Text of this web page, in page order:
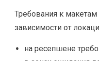
Требования к макетам
зависимости от
на ресепшене